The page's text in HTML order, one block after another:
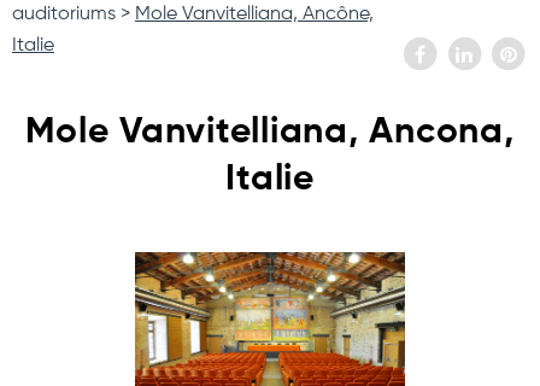
auditoriums
Mole Vanvitelliana, Ancône,
Italie
Mole Vanvitelliana, Ancona,
Italie